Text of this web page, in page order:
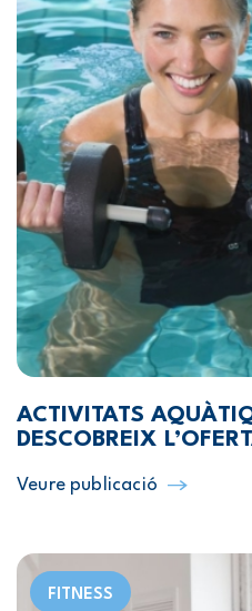
ACTIVITATS
DESCOBREIX
Veure publicació
FITNESS